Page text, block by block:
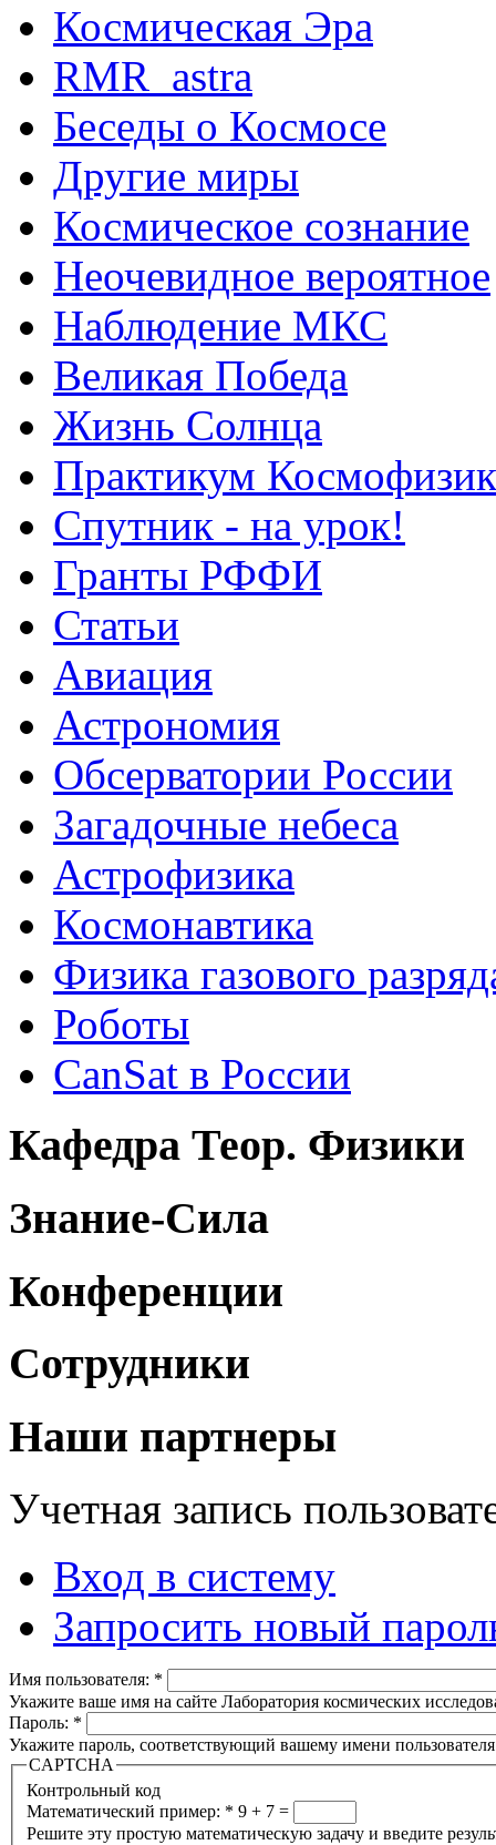
Космическая Эра
RMR_astra
Беседы о Космосе
Другие миры
Космическое сознание
Неочевидное вероятное
Наблюдение МКС
Великая Победа
Жизнь Солнца
Практикум
Спутник - на урок!
Гранты РФФИ
Статьи
Авиация
Астрономия
Обсерватории России
Загадочные небеса
Астрофизика
Космонавтика
Физика газового
Роботы
CanSat в России
Кафедра Теор. Физики
Знание-Сила
Конференции
Сотрудники
Наши партнеры
Учетная запись
Вход в систему
Запросить новый
Имя пользователя: *
Укажите ваше имя на сайте Лаборатория космических
Пароль: *
Укажите пароль, соответствующий вашему имени
CAPTCHA
Контрольный код
Математический пример: * 9 + 7 =
Решите эту простую математическую задачу и введите